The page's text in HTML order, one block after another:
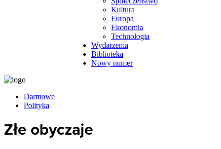
Kultura
Europa
Ekonomia
Technologia
Wydarzenia
Biblioteka
Nowy numer
Darmowe
Polityka
Złe obyczaje